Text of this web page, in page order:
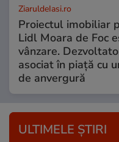
ZiaruldeIasi.ro
Proiectul imobiliar
Lidl Moara de Foc
vânzare.
asociat în piață cu
de anvergură
ULTIMELE ȘTIRI